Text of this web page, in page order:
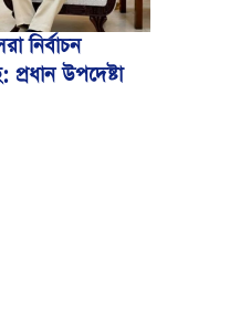
নির্বাচন
উপদেষ্টা